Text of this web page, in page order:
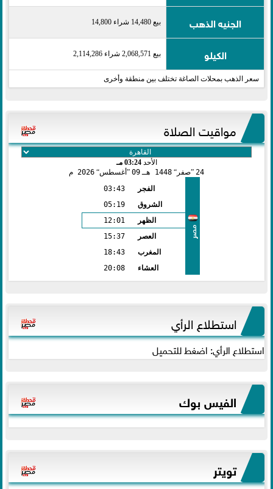
الجنيه الذهب بيع 14,480 شراء 14,800
الكيلو بيع 2,068,571 شراء 2,114,286
سعر الذهب بمحلات الصاغة تختلف بين منطقة وأخرى
مواقيت الصلاة
الأحد03:24 مـ
24 صفر 1448 هـ 09 أغسطس 2026 م
مصر
الفجر
03:43
الشروق
05:19
الظهر
12:01
العصر
15:37
المغرب
18:43
العشاء
20:08
استطلاع الرأي
استطلاع الرأي: اضغط للتحميل
الفيس بوك
تويتر